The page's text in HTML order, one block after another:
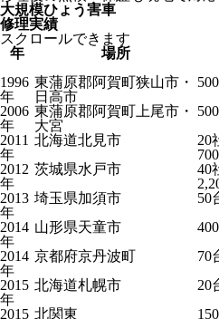
大規模ひょう害車
修理実績
スクロールできます
年
場所
1996
年
東蒲原郡阿賀町狭山市・
日高市
2006
年
東蒲原郡阿賀町上尾市・
大宮
2011
年
北海道北見市
20
2012
年
茨城県水戸市
40
2013
年
埼玉県加須市 50
2014
年
山形県天童市
2014
年
京都府京丹波町 70
2015
年
北海道札幌市 20
2015 北関東